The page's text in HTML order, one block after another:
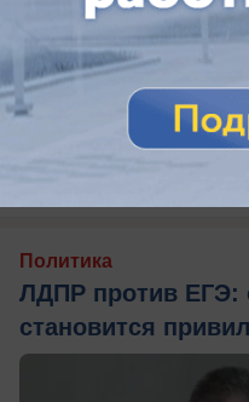
Политика
ЛДПР против ЕГЭ:
становится